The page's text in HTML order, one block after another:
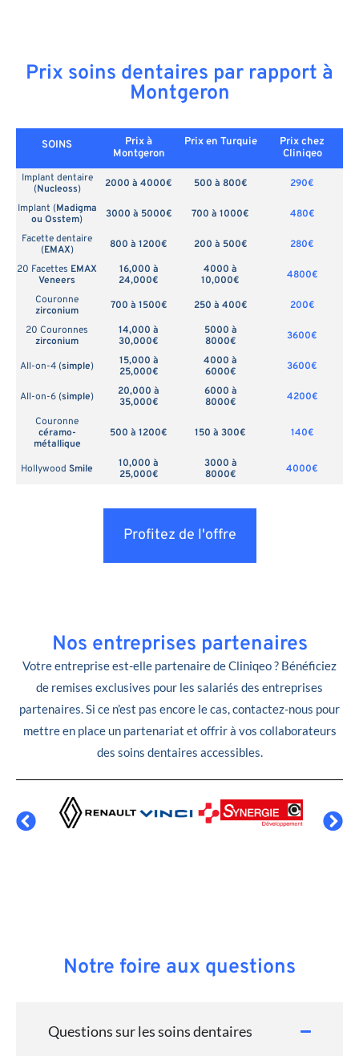
Prix soins dentaires par rapport à
Montgeron
SOINS
Prix à
Montgeron
Prix en Turquie
Prix chez
Cliniqeo
Implant dentaire
(Nucleoss) 2000 à 4000€ 500 à 800€
290€
Implant (Madigma
ou Osstem) 3000 à 5000€ 700 à 1000€
480€
Facette dentaire
(EMAX) 800 à 1200€ 200 à 500€
280€
20 Facettes EMAX
Veneers
16,000 à
24,000€
4000 à
10,000€
4800€
Couronne
zirconium
700 à 1500€ 250 à 400€
200€
20 Couronnes
zirconium
14,000 à
30,000€
5000 à
8000€
3600€
All-on-4 (simple)
15,000 à
25,000€
4000 à
6000€
3600€
All-on-6 (simple)
20,000 à
35,000€
6000 à
8000€
4200€
Couronne
céramo-
métallique
500 à 1200€ 150 à 300€ 140€
Hollywood Smile
10,000 à
25,000€
3000 à
8000€
4000€
Profitez de l'offre
Nos entreprises partenaires
Votre entreprise est-elle partenaire de Cliniqeo ? Bénéficiez
de remises exclusives pour les salariés des entreprises
partenaires. Si ce n’est pas encore le cas, contactez-nous pour
mettre en place un partenariat et offrir à vos collaborateurs
des soins dentaires accessibles.
Notre foire aux questions
Questions sur les soins dentaires